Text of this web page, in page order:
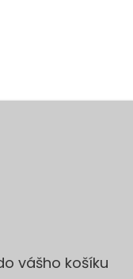
vášho košíku